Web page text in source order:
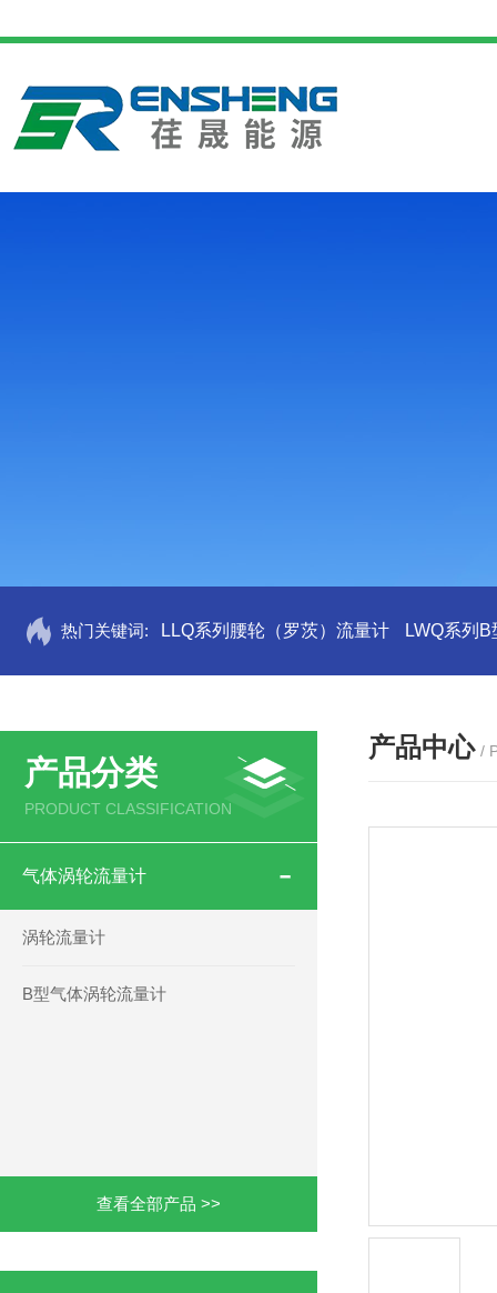
热门关键词: LLQ系列腰轮（罗茨）流量计 LWQ系列
产品分类
PRODUCT CLASSIFICATION
气体涡轮流量计
涡轮流量计
B型气体涡轮流量计
查看全部产品 >>
产品中心 /